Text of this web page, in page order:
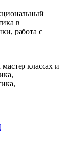
в
работа с
классах и